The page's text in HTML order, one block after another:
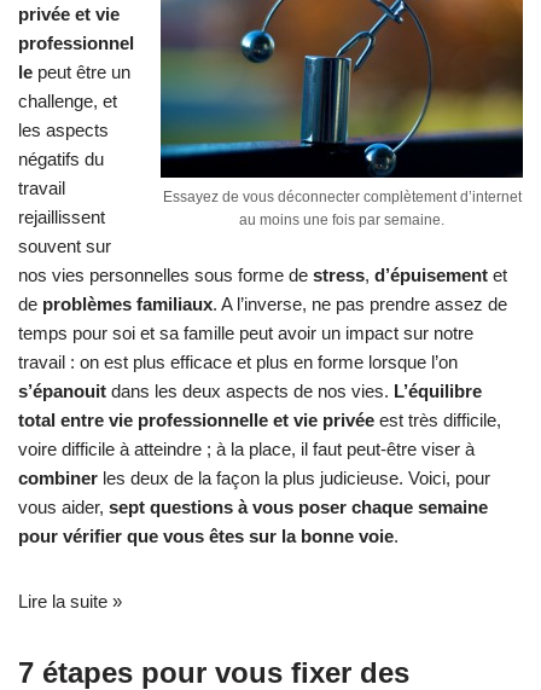
Essayez de vous déconnecter complètement d’internet
au moins une fois par semaine.
privée et vie
professionnel
le peut être un
challenge, et
les aspects
négatifs du
travail
rejaillissent
souvent sur
nos vies personnelles sous forme de stress, d’épuisement et
de problèmes familiaux. A l’inverse, ne pas prendre assez de
temps pour soi et sa famille peut avoir un impact sur notre
travail : on est plus efficace et plus en forme lorsque l’on
s’épanouit dans les deux aspects de nos vies. L’équilibre
total entre vie professionnelle et vie privée est très difficile,
voire difficile à atteindre ; à la place, il faut peut-être viser à
combiner les deux de la façon la plus judicieuse. Voici, pour
vous aider, sept questions à vous poser chaque semaine
pour vérifier que vous êtes sur la bonne voie.
Lire la suite »
7 étapes pour vous fixer des